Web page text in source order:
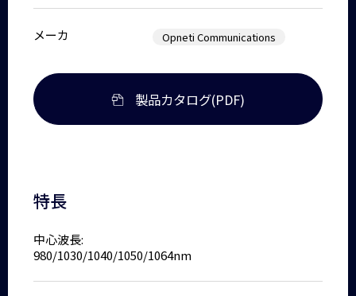
メーカ Opneti Communications
製品カタログ(PDF)
特長
中心波長:
980/1030/1040/1050/1064nm